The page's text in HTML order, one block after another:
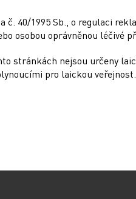
kůže)
40/1995 Sb., o regulaci
osobou oprávněnou léčivé
stránkách nejsou určeny
pro laickou veřejnost.